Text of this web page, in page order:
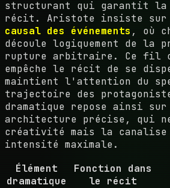
structurant qui garantit la
récit. Aristote insiste sur
causal des événements , où
découle logiquement de la
rupture arbitraire. Ce fil
empêche le récit de se
maintient l'attention du
trajectoire des
dramatique repose ainsi sur
architecture précise, qui
créativité mais la canalise
intensité maximale.
Élément
dramatique
Fonction dans
le récit